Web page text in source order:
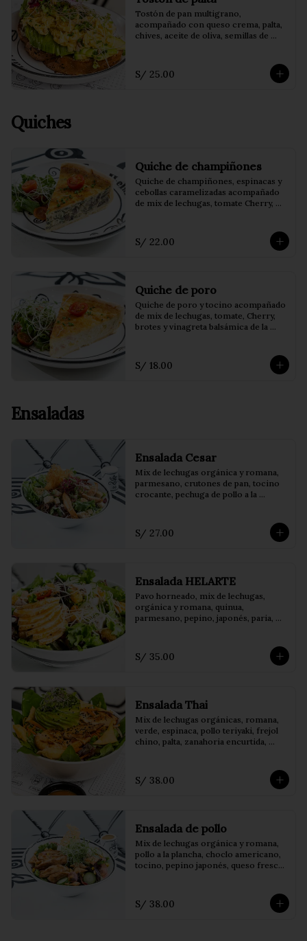
Tostón de pan multigrano,
acompañado con queso crema, palta,
chives, aceite de oliva, semillas de
S/ 25.00
Quiches
Quiche de champiñones
Quiche de champiñones, espinacas y
cebollas caramelizadas acompañado
de mix de lechugas, tomate Cherry,
S/ 22.00
Quiche de poro
Quiche de poro y tocino acompañado
de mix de lechugas, tomate, Cherry,
brotes y vinagreta balsámica de la
S/ 18.00
Ensaladas
Ensalada Cesar
Mix de lechugas orgánica y romana,
parmesano, crutones de pan, tocino
crocante, pechuga de pollo a la
S/ 27.00
Ensalada HELARTE
Pavo horneado, mix de lechugas,
orgánica y romana, quinua,
parmesano, pepino, japonés, paria,
Acompañados de vinagreta de
balsámico
S/ 35.00
Ensalada Thai
Mix de lechugas orgánicas, romana,
verde, espinaca, pollo teriyaki, frejol
chino, palta, zanahoria encurtida,
S/ 38.00
Ensalada de pollo
Mix de lechugas orgánica y romana,
pollo a la plancha, choclo americano,
tocino, pepino japonés, queso fresco,
salsa honey mustard.
S/ 38.00